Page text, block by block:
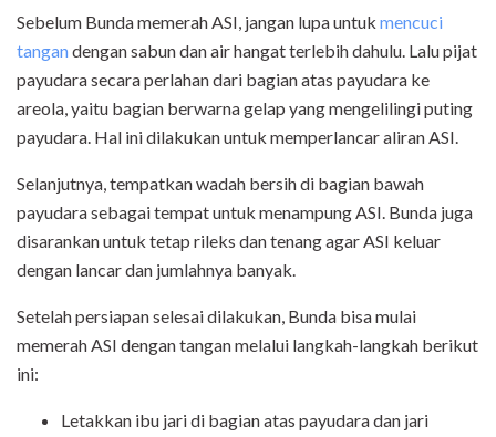
Sebelum Bunda memerah ASI, jangan lupa untuk mencuci
tangandengan sabun dan air hangat terlebih dahulu. Lalu pijat
payudara secara perlahan dari bagian atas payudara ke
areola, yaitu bagian berwarna gelap yang mengelilingi puting
payudara. Hal ini dilakukan untuk memperlancar aliran ASI.
Selanjutnya, tempatkan wadah bersih di bagian bawah
payudara sebagai tempat untuk menampung ASI. Bunda juga
disarankan untuk tetap rileks dan tenang agar ASI keluar
dengan lancar dan jumlahnya banyak.
Setelah persiapan selesai dilakukan, Bunda bisa mulai
memerah ASI dengan tangan melalui langkah-langkah berikut
ini:
Letakkan ibu jari di bagian atas payudara dan jari